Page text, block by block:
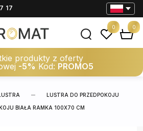
17
produkty z oferty
-5% Kod: PROMO5
0 0
LUSTRA DO PRZEDPOKOJU
BIAŁA RAMKA 100X70 CM